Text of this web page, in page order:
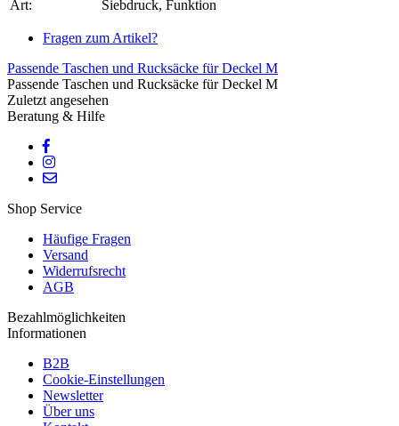
Passende Taschen und Rucksäcke für Deckel M
Passende Taschen und Rucksäcke für Deckel M
Zuletzt angesehen
Häufige Fragen
Versand
Widerrufsrecht
Informationen